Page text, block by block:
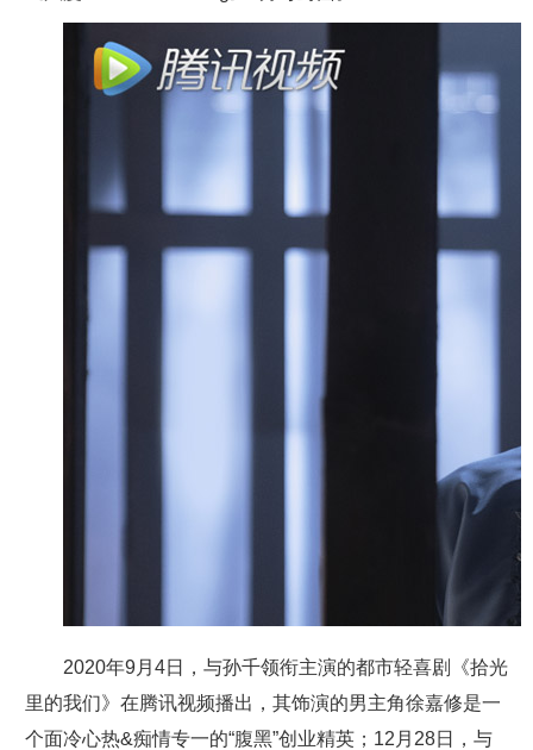
2020年9月4日，与孙千领衔主演的都市轻喜剧《拾光
里的我们》在腾讯视频播出，其饰演的男主角徐嘉修是一
个面冷心热&痴情专一的“腹黑”创业精英；12月28日，与